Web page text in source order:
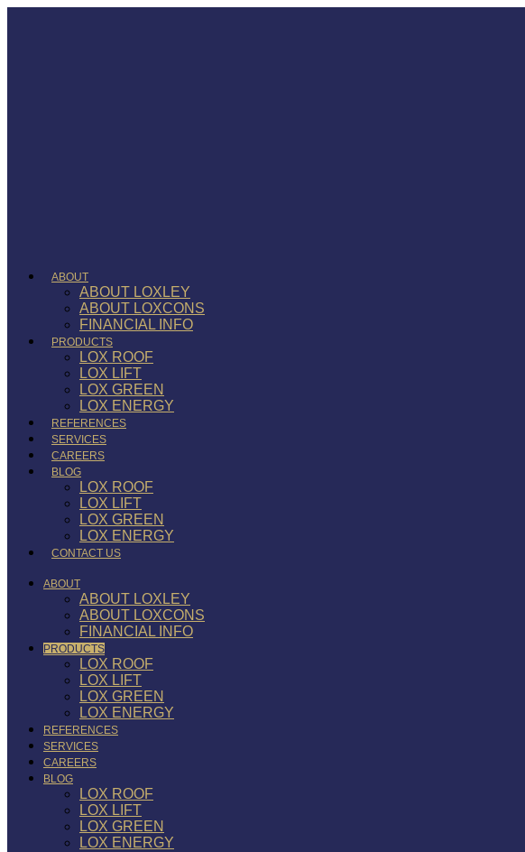
ABOUT
ABOUT LOXLEY
ABOUT LOXCONS
FINANCIAL INFO
PRODUCTS
LOX ROOF
LOX LIFT
LOX GREEN
LOX ENERGY
REFERENCES
SERVICES
CAREERS
BLOG
LOX ROOF
LOX LIFT
LOX GREEN
LOX ENERGY
CONTACT US
ABOUT
ABOUT LOXLEY
ABOUT LOXCONS
FINANCIAL INFO
PRODUCTS
LOX ROOF
LOX LIFT
LOX GREEN
LOX ENERGY
REFERENCES
SERVICES
CAREERS
BLOG
LOX ROOF
LOX LIFT
LOX GREEN
LOX ENERGY